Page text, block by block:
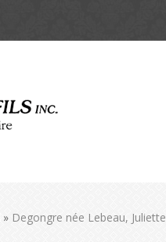
» Degongre née Lebeau, Juliette